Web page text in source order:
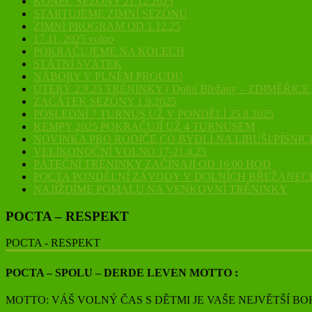
STARTUJEME ZIMNÍ SEZÓNU
ZIMNÍ PROGRAM OD 1.12.25
17.11. 2025 volno
POKRAČUJEME NA KOLECH
STÁTNÍ SVÁTEK
NÁBORY V PLNÉM PROUDU
ÚTERÝ 2.9.25 TRÉNINKY ( Dolní Břežany – ZDIMĚŘICE
ZAČÁTEK SEZÓNY 1.9.2025
POSLEDNÍ 7 TURNUS UŽ V PONDĚLÍ 25.8.2025
KEMPY 2025 POKRAČUJÍ UŽ 4 TURNUSEM
NOVINKA PRO RODIČE CO BYDLÍ NA LIBUŠI/PÍSNICI
VELIKONOČNÍ VOLNO 17-21.4.25
PÁTEČNÍ TRÉNINKY ZAČÍNAJÍ OD 16:00 HOD
POCTA PONDĚLNÍ ZÁVODY V DOLNÍCH
NAJÍŽDÍME POMALU NA VENKOVNÍ TRÉNINKY
POCTA – RESPEKT
POCTA - RESPEKT
POCTA – SPOLU – DERDE LEVEN MOTTO :
MOTTO: VÁŠ VOLNÝ ČAS S DĚTMI JE VAŠE NEJVĚTŠÍ